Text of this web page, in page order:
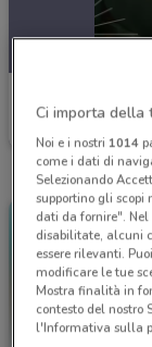
Ci importa della
Noi e i nostri 1014
come i dati di
Selezionando
supportino gli
dati da fornire". Nel
disabilitate, alcuni
essere rilevanti.
modificare le tue
Mostra finalità in
contesto del nostro
l'Informativa sulla